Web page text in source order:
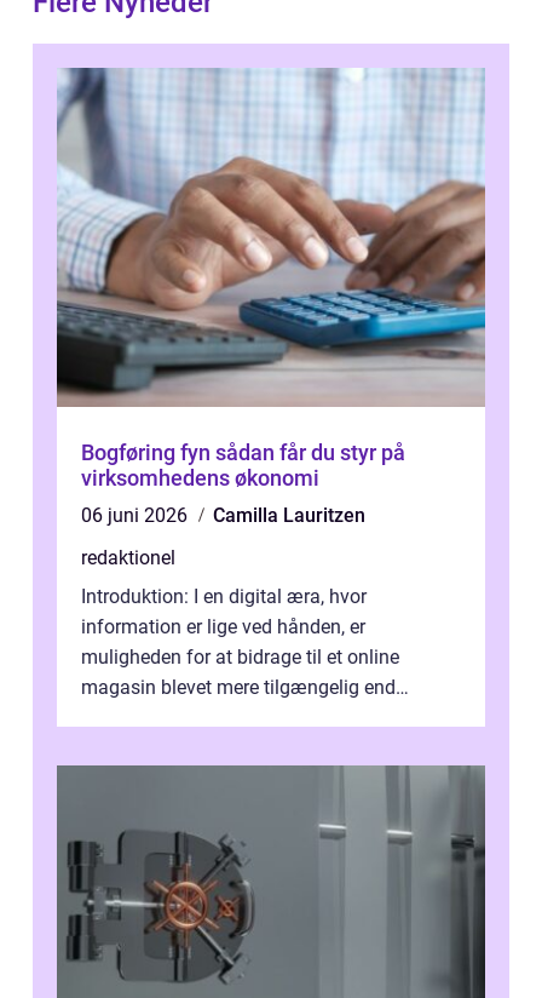
Bogføring fyn sådan får du styr på
virksomhedens økonomi
06 juni 2026
Camilla Lauritzen
redaktionel
Introduktion: I en digital æra, hvor
information er lige ved hånden, er
muligheden for at bidrage til et online
magasin blevet mere tilgængelig end